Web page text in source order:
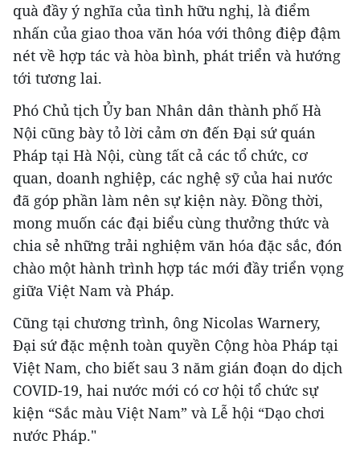
quà đầy ý nghĩa của tình hữu nghị, là điểm
nhấn của giao thoa văn hóa với thông điệp đậm
nét về hợp tác và hòa bình, phát triển và hướng
tới tương lai.
Phó Chủ tịch Ủy ban Nhân dân thành phố Hà
Nội cũng bày tỏ lời cảm ơn đến Đại sứ quán
Pháp tại Hà Nội, cùng tất cả các tổ chức, cơ
quan, doanh nghiệp, các nghệ sỹ của hai nước
đã góp phần làm nên sự kiện này. Đồng thời,
mong muốn các đại biểu cùng thưởng thức và
chia sẻ những trải nghiệm văn hóa đặc sắc, đón
chào một hành trình hợp tác mới đầy triển vọng
giữa Việt Nam và Pháp.
Cũng tại chương trình, ông Nicolas Warnery,
Đại sứ đặc mệnh toàn quyền Cộng hòa Pháp tại
Việt Nam, cho biết sau 3 năm gián đoạn do dịch
COVID-19, hai nước mới có cơ hội tổ chức sự
kiện “Sắc màu Việt Nam” và Lễ hội “Dạo chơi
nước Pháp."